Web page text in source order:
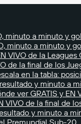
minuto a minuto y
minuto a minuto y
VIVO de la
de la final de los
en la tabla:
y minuto a
ver GRATIS y
VIVO de la final de
y minuto a